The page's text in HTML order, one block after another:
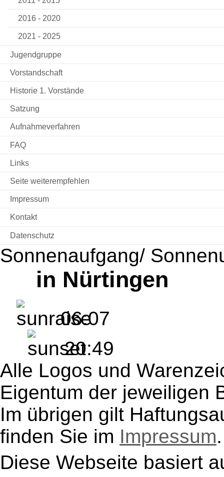
2016 - 2020
2021 - 2025
Jugendgruppe
Vorstandschaft
Historie 1. Vorstände
Satzung
Aufnahmeverfahren
FAQ
Links
Seite weiterempfehlen
Impressum
Kontakt
Datenschutz
Sonnenaufgang/
in Nürtingen
06:07
20:49
Alle Logos und
Eigentum der jeweiligen
Im übrigen gilt
finden Sie im Impressum.
Diese Webseite basiert